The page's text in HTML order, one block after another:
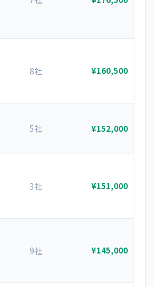
8社 ¥160,500
5社 ¥152,000
3社 ¥151,000
9社 ¥145,000